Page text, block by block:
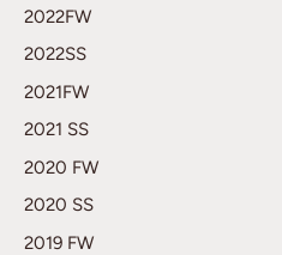
2022FW
2022SS
2021FW
2021 SS
2020 FW
2020 SS
2019 FW